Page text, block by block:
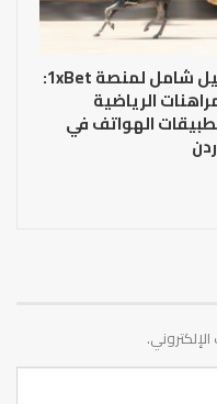
دليل شامل لمنصة 1xBet:
الرياضية
الهواتف في